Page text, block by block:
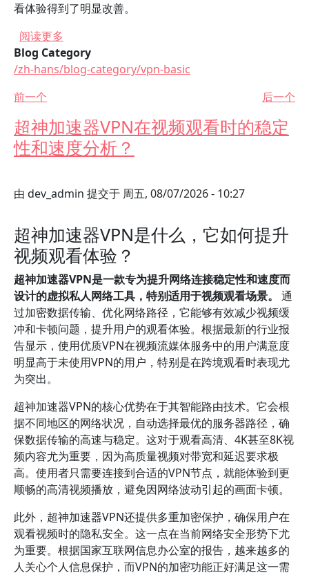
看体验得到了明显改善。
阅读更多
Blog Category
/zh-hans/blog-category/vpn-basic
前一个
后一个
超神加速器VPN在视频观看时的稳定
性和速度分析？
由 dev_admin 提交于 周五, 08/07/2026 - 10:27
超神加速器VPN是什么，它如何提升
视频观看体验？
超神加速器VPN是一款专为提升网络连接稳定性和速度而
设计的虚拟私人网络工具，特别适用于视频观看场景。
通
过加密数据传输、优化网络路径，它能够有效减少视频缓
冲和卡顿问题，提升用户的观看体验。根据最新的行业报
告显示，使用优质VPN在视频流媒体服务中的用户满意度
明显高于未使用VPN的用户，特别是在跨境观看时表现尤
为突出。
超神加速器VPN的核心优势在于其智能路由技术。它会根
据不同地区的网络状况，自动选择最优的服务器路径，确
保数据传输的高速与稳定。这对于观看高清、4K甚至8K视
频内容尤为重要，因为高质量视频对带宽和延迟要求极
高。使用者只需要连接到合适的VPN节点，就能体验到更
顺畅的高清视频播放，避免因网络波动引起的画面卡顿。
此外，超神加速器VPN还提供多重加密保护，确保用户在
观看视频时的隐私安全。这一点在当前网络安全形势下尤
为重要。根据国家互联网信息办公室的报告，越来越多的
人关心个人信息保护，而VPN的加密功能正好满足这一需